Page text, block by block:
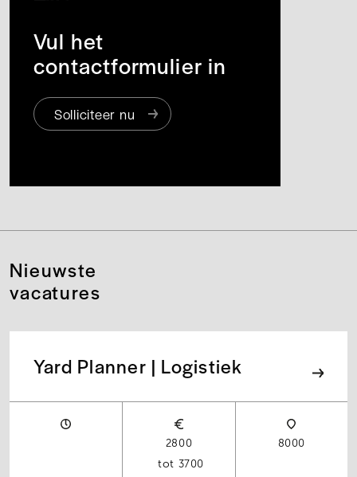
Vul het
contactformulier in
Solliciteer nu
Nieuwste
vacatures
Yard Planner | Logistiek
2800
3700
8000